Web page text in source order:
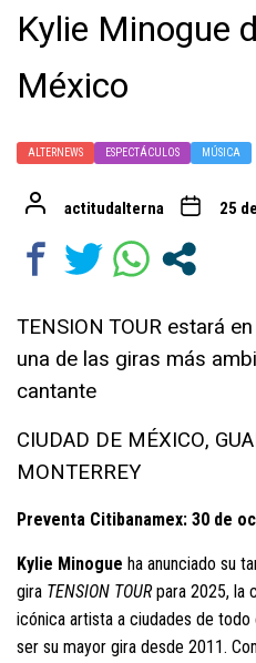
Kylie Minogue
México
ALTERNEWS ESPECTÁCULOS MÚSICA
actitudalterna 25
TENSION TOUR estará
una de las giras más
cantante
CIUDAD DE MÉXICO,
MONTERREY
Preventa Citibanamex: 30 de
Kylie Minogue ha anunciado su
gira TENSION TOURpara 2025, la
icónica artista a ciudades de
ser su mayor gira desde 2011.